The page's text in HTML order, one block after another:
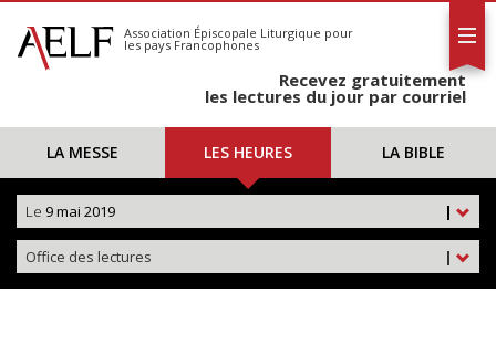
S'abonner
Calendrier
Association Épiscopale Liturgique pour
les pays Francophones
Recevez gratuitement
les lectures du jour par courriel
LA MESSE LES HEURES LA BIBLE
|
Le 9 mai 2019
|
Office des lectures